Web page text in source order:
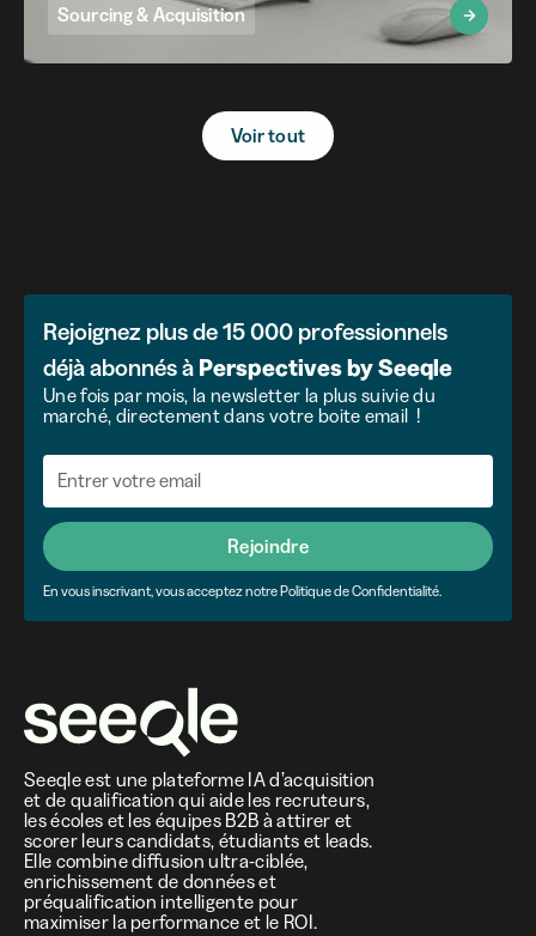
Sourcing & Acquisition
Voir tout
Rejoignez plus de 15 000 professionnels
déjà abonnés à PerspectivesbySeeqle
Une fois par mois, la newsletter la plus suivie du
marché, directement dans votre boite email !
Rejoindre
En vous inscrivant, vous acceptez notre Politique de Confidentialité.
Seeqle est une plateforme IA d’acquisition
et de qualification qui aide les recruteurs,
les écoles et les équipes B2B à attirer et
scorer leurs candidats, étudiants et leads.
Elle combine diffusion ultra-ciblée,
enrichissement de données et
préqualification intelligente pour
maximiser la performance et le ROI.